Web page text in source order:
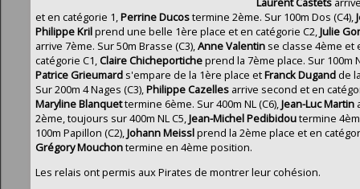
et en catégorie 1,Perrine Ducostermine 2ème. Sur 100m Dos (C4),
Philippe Krilprend une belle 1ère place et en catégorie C2,Julie
arrive 7ème. Sur 50m Brasse (C3),Anne Valentin se classe 4ème et
catégorie C1,Claire Chicheporticheprend la 7ème place. Sur 100m
Patrice Grieumard s'empare de la 1ère place etFranck Dugandde
Sur 200m 4 Nages (C3),Philippe Cazelles arrive second et en
Maryline Blanquettermine 6ème. Sur 400m NL (C6),Jean-Luc Martin
2ème, toujours sur 400m NL C5,Jean-Michel Pedibidoutermine
100m Papillon (C2),Johann Meisslprend la 2ème place et en
Grégory Mouchontermine en 4ème position.
Les relais ont permis aux Pirates de montrer leur cohésion.